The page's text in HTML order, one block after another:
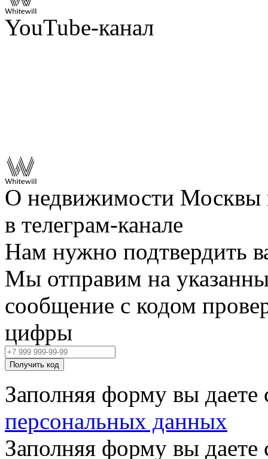
YouTube-канал
О недвижимости Москвы
в телеграм‑канале
Нам нужно подтвердить
Мы отправим на
сообщение с кодом
цифры
Получить код
Заполняя форму вы даете
персональных данных
Заполняя форму вы даете